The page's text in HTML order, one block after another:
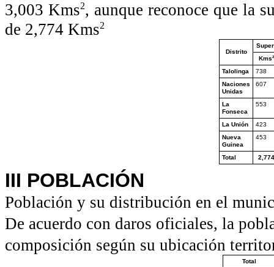
3,003 Kms2, aunque reconoce que la
de 2,774 Kms2
Distrito
Kms2
Talolinga
738
Naciones
Unidas
607
La
Fonseca
553
La Unión
423
Nueva
Guinea
453
Total 2,774
III POBLACIÓN
Población y su distribución en el
De acuerdo con daros oficiales, la
composición según su ubicación
Total